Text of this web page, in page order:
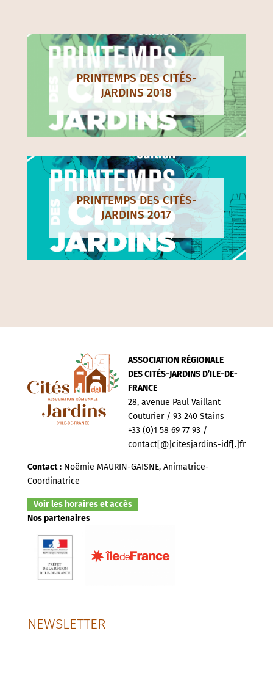
PRINTEMPS DES CITÉS-
JARDINS 2018
PRINTEMPS DES CITÉS-
JARDINS 2017
ASSOCIATION RÉGIONALE
DES CITÉS-JARDINS D’ILE-DE-
FRANCE
28, avenue Paul Vaillant
Couturier / 93 240 Stains
+33 (0)1 58 69 77 93 /
contact[@]citesjardins-idf[.]fr
Contact: Noëmie MAURIN-GAISNE, Animatrice-
Coordinatrice
Voir les horaires et accès
Nos partenaires
NEWSLETTER